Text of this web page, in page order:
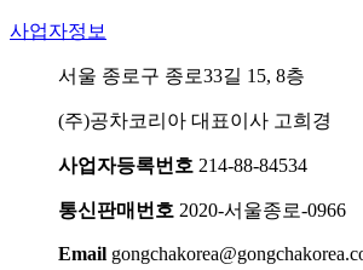
사업자정보
서울 종로구 종로33길 15, 8층
(주)공차코리아 대표이사 고희경
사업자등록번호 214-88-84534
통신판매번호 2020-서울종로-0966
Email